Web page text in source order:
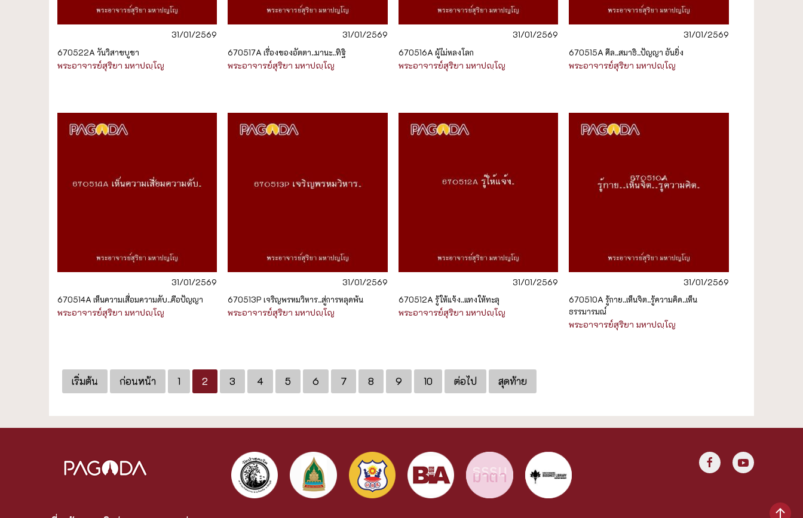
31/01/2569
670522A วันวิสาขบูชา
พระอาจารย์สุริยา มหาปญฺโญ
31/01/2569
670517A เรื่องของอัตตา..มานะ..ทิฐิ
พระอาจารย์สุริยา มหาปญฺโญ
31/01/2569
670516A ผู้ไม่หลงโลก
พระอาจารย์สุริยา มหาปญฺโญ
31/01/2569
670515A ศีล..สมาธิ..ปัญญา อันยิ่ง
พระอาจารย์สุริยา มหาปญฺโญ
31/01/2569
670514A เห็นความเสื่อมความดับ..คือปัญญา
พระอาจารย์สุริยา มหาปญฺโญ
31/01/2569
670513P เจริญพรหมวิหาร..สู่การหลุดพ้น
พระอาจารย์สุริยา มหาปญฺโญ
31/01/2569
670512A รู้ให้แจ้ง..แทงให้ทะลุ
พระอาจารย์สุริยา มหาปญฺโญ
31/01/2569
670510A รู้กาย..เห็นจิต..รู้ความคิด..เห็น
ธรรมารมณ์
พระอาจารย์สุริยา มหาปญฺโญ
เริ่มต้น ก่อนหน้า 1 2 3 4 5 6 7 8 9 10 ต่อไป สุดท้าย